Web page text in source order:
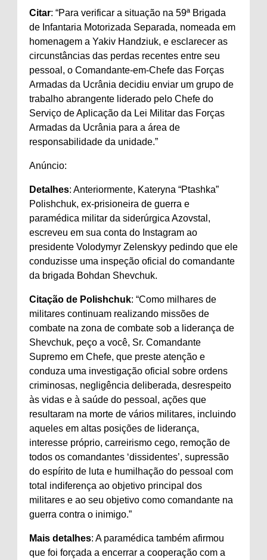
Citar: “Para verificar a situação na 59ª Brigada
de Infantaria Motorizada Separada, nomeada em
homenagem a Yakiv Handziuk, e esclarecer as
circunstâncias das perdas recentes entre seu
pessoal, o Comandante-em-Chefe das Forças
Armadas da Ucrânia decidiu enviar um grupo de
trabalho abrangente liderado pelo Chefe do
Serviço de Aplicação da Lei Militar das Forças
Armadas da Ucrânia para a área de
responsabilidade da unidade.”
Anúncio:
Detalhes: Anteriormente, Kateryna “Ptashka”
Polishchuk, ex-prisioneira de guerra e
paramédica militar da siderúrgica Azovstal,
escreveu em sua conta do Instagram ao
presidente Volodymyr Zelenskyy pedindo que ele
conduzisse uma inspeção oficial do comandante
da brigada Bohdan Shevchuk.
Citação de Polishchuk: “Como milhares de
militares continuam realizando missões de
combate na zona de combate sob a liderança de
Shevchuk, peço a você, Sr. Comandante
Supremo em Chefe, que preste atenção e
conduza uma investigação oficial sobre ordens
criminosas, negligência deliberada, desrespeito
às vidas e à saúde do pessoal, ações que
resultaram na morte de vários militares, incluindo
aqueles em altas posições de liderança,
interesse próprio, carreirismo cego, remoção de
todos os comandantes ‘dissidentes’, supressão
do espírito de luta e humilhação do pessoal com
total indiferença ao objetivo principal dos
militares e ao seu objetivo como comandante na
guerra contra o inimigo.”
Mais detalhes: A paramédica também afirmou
que foi forçada a encerrar a cooperação com a